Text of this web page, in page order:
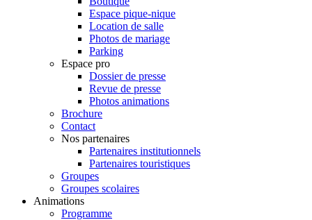
Espace pique-nique
Location de salle
Photos de mariage
Parking
Espace pro
Dossier de presse
Revue de presse
Photos animations
Brochure
Contact
Nos partenaires
Partenaires institutionnels
Partenaires touristiques
Groupes
Groupes scolaires
Animations
Programme